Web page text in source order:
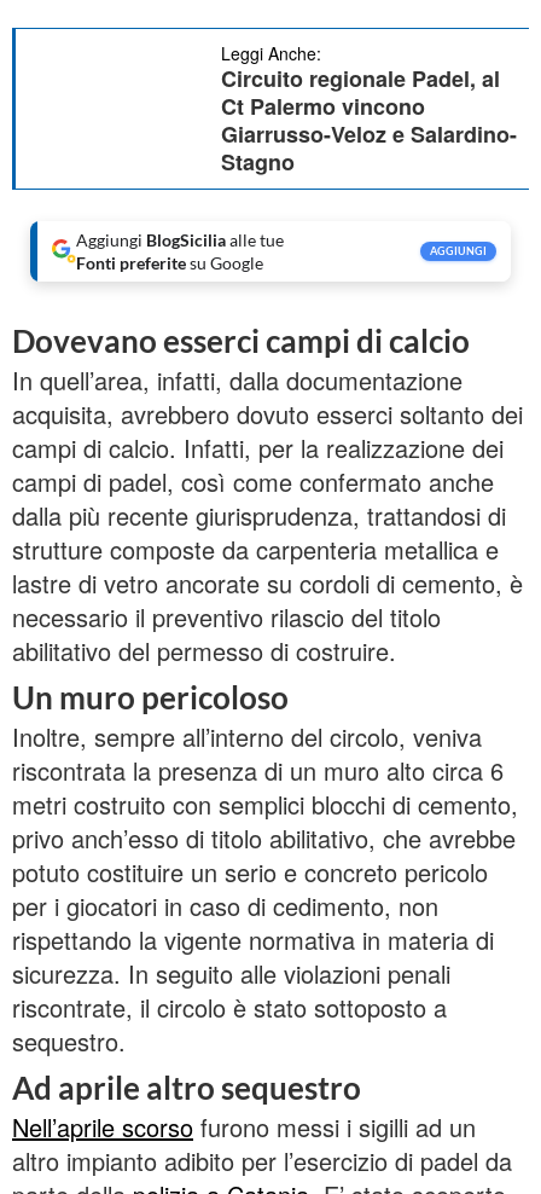
Leggi Anche:
Circuito regionale Padel, al
Ct Palermo vincono
Giarrusso-Veloz e Salardino-
Stagno
Aggiungi BlogSiciliaalle tue
Fonti preferitesu Google
AGGIUNGI
Dovevano esserci campi di calcio
In quell’area, infatti, dalla documentazione
acquisita, avrebbero dovuto esserci soltanto dei
campi di calcio. Infatti, per la realizzazione dei
campi di padel, così come confermato anche
dalla più recente giurisprudenza, trattandosi di
strutture composte da carpenteria metallica e
lastre di vetro ancorate su cordoli di cemento, è
necessario il preventivo rilascio del titolo
abilitativo del permesso di costruire.
Un muro pericoloso
Inoltre, sempre all’interno del circolo, veniva
riscontrata la presenza di un muro alto circa 6
metri costruito con semplici blocchi di cemento,
privo anch’esso di titolo abilitativo, che avrebbe
potuto costituire un serio e concreto pericolo
per i giocatori in caso di cedimento, non
rispettando la vigente normativa in materia di
sicurezza. In seguito alle violazioni penali
riscontrate, il circolo è stato sottoposto a
sequestro.
Ad aprile altro sequestro
Nell’aprile scorso furono messi i sigilli ad un
altro impianto adibito per l’esercizio di padel da